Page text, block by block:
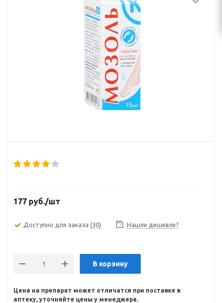
177 руб./шт
Доступно для заказа (30) Нашли дешевле?
В корзину
Цена на препарат может отличатся при поставке в
аптеку, уточняйте цены у менеджера.